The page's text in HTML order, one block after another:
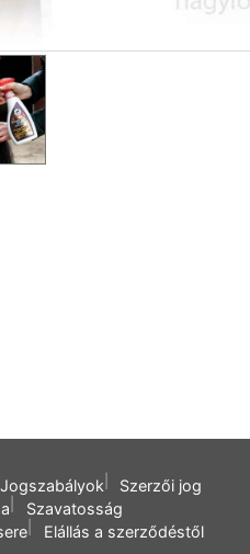
Jogszabályok
Szerzői jog
Szavatosság
Elállás a szerződéstől